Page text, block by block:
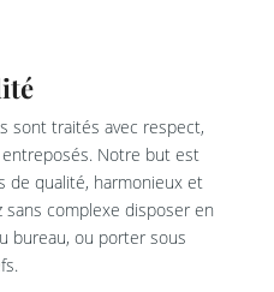
sont traités avec respect,
Notre but est
de qualité, harmonieux et
complexe disposer en
bureau, ou porter sous